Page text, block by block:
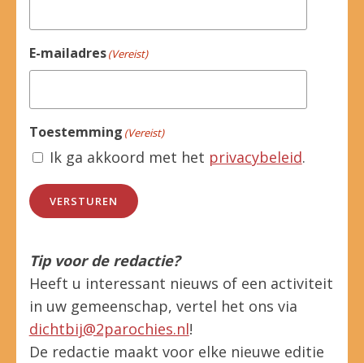
E-mailadres(Vereist)
Toestemming (Vereist)
Ik ga akkoord met het privacybeleid.
VERSTUREN
Tip voor de redactie?
Heeft u interessant nieuws of een activiteit
in uw gemeenschap, vertel het ons via
dichtbij@2parochies.nl!
De redactie maakt voor elke nieuwe editie